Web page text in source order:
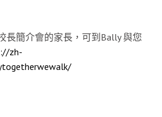
長簡介會的家長，可到Bally 與您
zh-